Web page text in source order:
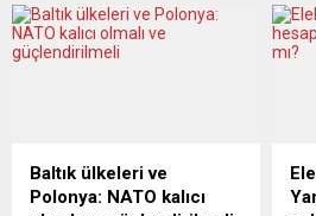
Baltık ülkeleri ve
Polonya: NATO kalıcı